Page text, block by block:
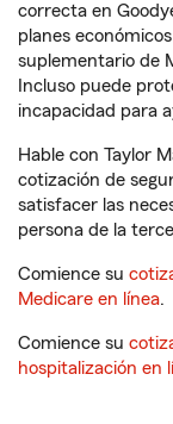
correcta en
planes
suplementario de
Incluso puede
incapacidad para
Hable con Taylor
cotización de
satisfacer las
persona de la
Comience su
Medicare en línea.
Comience su
hospitalización en